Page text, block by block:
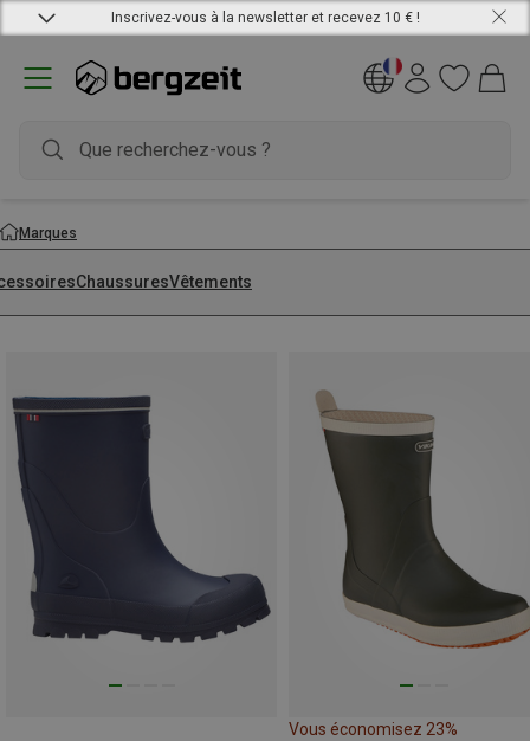
Inscrivez-vous à la newsletter et recevez 10 € !
Marques
ChaussuresVêtements
Vous économisez 23%